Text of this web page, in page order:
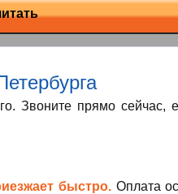
Звоните прямо
быстро. Оплата